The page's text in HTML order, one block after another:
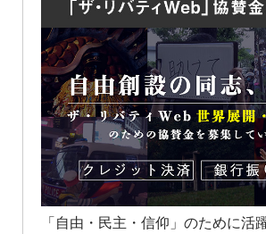
「自由・民主・信仰」のために活